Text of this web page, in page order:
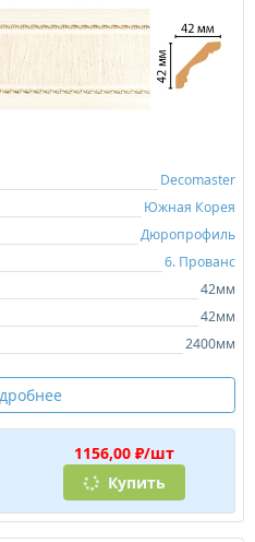
Decomaster
Южная Корея
Дюропрофиль
6. Прованс
42мм
42мм
2400мм
1156,00 ₽/шт
Купить